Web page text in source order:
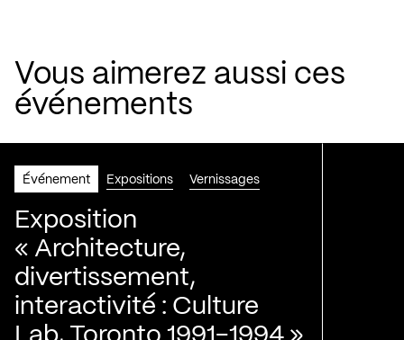
Vous aimerez aussi ces
événements
Événement Expositions Vernissages
Exposition
« Architecture,
divertissement,
interactivité : Culture